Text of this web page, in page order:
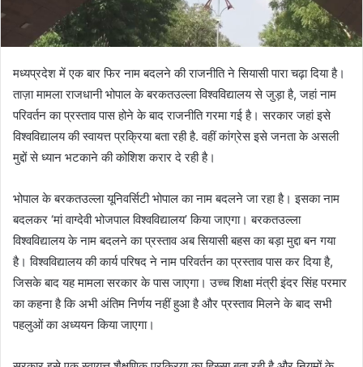
मध्यप्रदेश में एक बार फिर नाम बदलने की राजनीति ने सियासी पारा चढ़ा दिया है।
ताज़ा मामला राजधानी भोपाल के बरकतउल्ला विश्वविद्यालय से जुड़ा है, जहां नाम
परिवर्तन का प्रस्ताव पास होने के बाद राजनीति गरमा गई है। सरकार जहां इसे
विश्वविद्यालय की स्वायत्त प्रक्रिया बता रही है. वहीं कांग्रेस इसे जनता के असली
मुद्दों से ध्यान भटकाने की कोशिश करार दे रही है।
भोपाल के बरकतउल्ला यूनिवर्सिटी भोपाल का नाम बदलने जा रहा है। इसका नाम
बदलकर ‘मां वाग्देवी भोजपाल विश्वविद्यालय’ किया जाएगा। बरकतउल्ला
विश्वविद्यालय के नाम बदलने का प्रस्ताव अब सियासी बहस का बड़ा मुद्दा बन गया
है। विश्वविद्यालय की कार्य परिषद ने नाम परिवर्तन का प्रस्ताव पास कर दिया है,
जिसके बाद यह मामला सरकार के पास जाएगा। उच्च शिक्षा मंत्री इंदर सिंह परमार
का कहना है कि अभी अंतिम निर्णय नहीं हुआ है और प्रस्ताव मिलने के बाद सभी
पहलुओं का अध्ययन किया जाएगा।